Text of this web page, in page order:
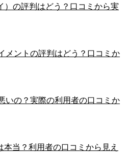
）の評判はどう？口コミから実
メントの評判はどう？口コミか
いの？実際の利用者の口コミか
本当？利用者の口コミから見え